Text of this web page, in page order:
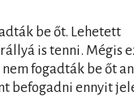
be őt. Lehetett
is tenni. Mégis
fogadták be őt
befogadni ennyit